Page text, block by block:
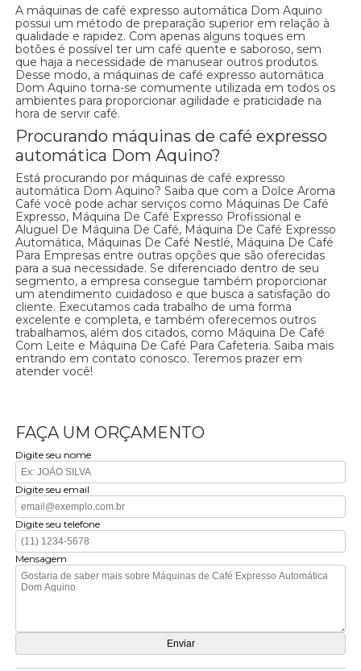
A máquinas de café expresso automática Dom Aquino
possui um método de preparação superior em relação à
qualidade e rapidez. Com apenas alguns toques em
botões é possível ter um café quente e saboroso, sem
que haja a necessidade de manusear outros produtos.
Desse modo, a máquinas de café expresso automática
Dom Aquino torna-se comumente utilizada em todos os
ambientes para proporcionar agilidade e praticidade na
hora de servir café.
Procurando máquinas de café expresso
automática Dom Aquino?
Está procurando por máquinas de café expresso
automática Dom Aquino? Saiba que com a Dolce Aroma
Café você pode achar serviços como Máquinas De Café
Expresso, Máquina De Café Expresso Profissional e
Aluguel De Máquina De Café, Máquina De Café Expresso
Automática, Máquinas De Café Nestlé, Máquina De Café
Para Empresas entre outras opções que são oferecidas
para a sua necessidade. Se diferenciado dentro de seu
segmento, a empresa consegue também proporcionar
um atendimento cuidadoso e que busca a satisfação do
cliente. Executamos cada trabalho de uma forma
excelente e completa, e também oferecemos outros
trabalhamos, além dos citados, como Máquina De Café
Com Leite e Máquina De Café Para Cafeteria. Saiba mais
entrando em contato conosco. Teremos prazer em
atender você!
FAÇA UM ORÇAMENTO
Digite seu nome
Digite seu email
Digite seu telefone
Mensagem